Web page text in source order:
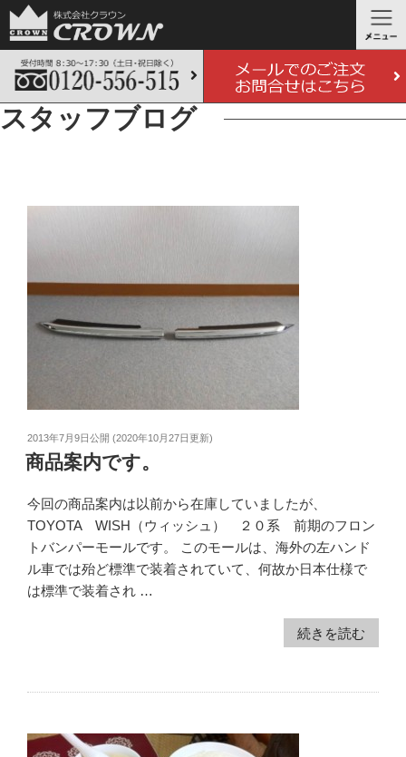
スタッフブログ
2013年7月9日公開 (2020年10月27日更新)
商品案内です。
今回の商品案内は以前から在庫していましたが、
TOYOTA WISH（ウィッシュ） ２０系 前期のフロン
トバンパーモールです。 このモールは、海外の左ハンド
ル車では殆ど標準で装着されていて、何故か日本仕様で
は標準で装着され …
続きを読む